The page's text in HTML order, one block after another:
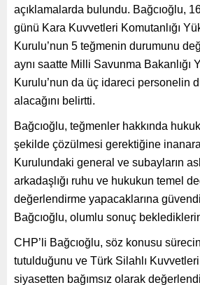
açıklamalarda bulundu. Bağcıoğlu,
günü Kara Kuvvetleri Komutanlığı
Kurulu’nun 5 teğmenin durumunu
aynı saatte Milli Savunma Bakanlığı
Kurulu’nun da üç idareci personelin
alacağını belirtti.
Bağcıoğlu, teğmenler hakkında
şekilde çözülmesi gerektiğine
Kurulundaki general ve subayların
arkadaşlığı ruhu ve hukukun temel
değerlendirme yapacaklarına
Bağcıoğlu, olumlu sonuç
CHP’li Bağcıoğlu, söz konusu
tutulduğunu ve Türk Silahlı Kuvvetleri
siyasetten bağımsız olarak